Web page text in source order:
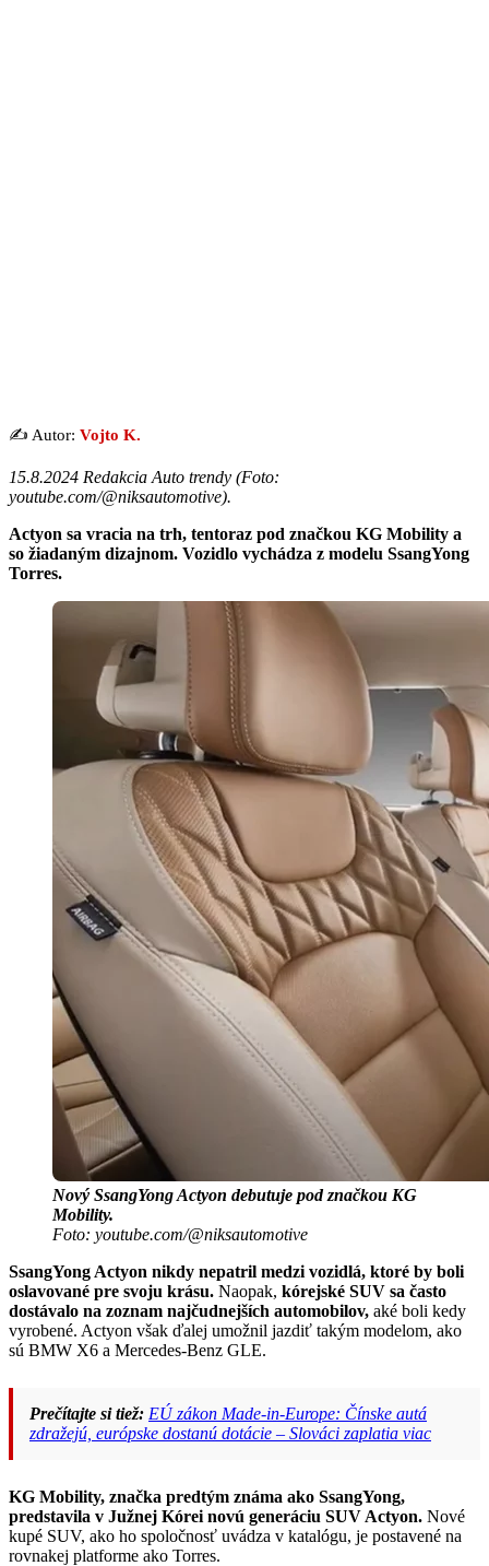
✍️ Autor: Vojto K.
15.8.2024 Redakcia Auto trendy (Foto:
youtube.com/@niksautomotive).
Actyon sa vracia na trh, tentoraz pod značkou KG Mobility a
so žiadaným dizajnom. Vozidlo vychádza z modelu SsangYong
Torres.
Nový SsangYong Actyon debutuje pod značkou KG
Mobility.
Foto: youtube.com/@niksautomotive
SsangYong Actyon nikdy nepatril medzi vozidlá, ktoré by boli
oslavované pre svoju krásu. Naopak, kórejské SUV sa často
dostávalo na zoznam najčudnejších automobilov, aké boli kedy
vyrobené. Actyon však ďalej umožnil jazdiť takým modelom, ako
sú BMW X6 a Mercedes-Benz GLE.
Prečítajte si tiež: EÚ zákon Made-in-Europe: Čínske autá
zdražejú, európske dostanú dotácie – Slováci zaplatia viac
KG Mobility, značka predtým známa ako SsangYong,
predstavila v Južnej Kórei novú generáciu SUV Actyon. Nové
kupé SUV, ako ho spoločnosť uvádza v katalógu, je postavené na
rovnakej platforme ako Torres.